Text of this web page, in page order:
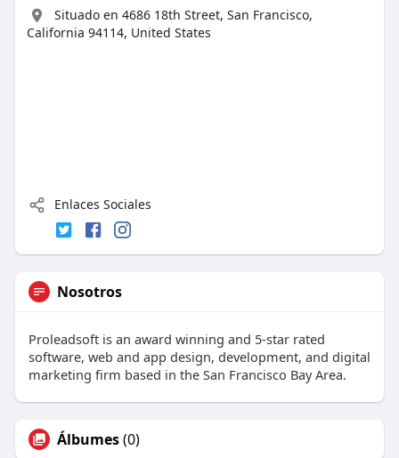
Situado en 4686 18th Street, San Francisco,
California 94114, United States
Enlaces Sociales
Nosotros
Proleadsoft is an award winning and 5-star rated
software, web and app design, development, and digital
marketing firm based in the San Francisco Bay Area.
Álbumes(0)